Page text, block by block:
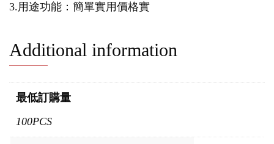
3.用途功能：簡單實用價格實
Additional information
最低訂購量
100PCS